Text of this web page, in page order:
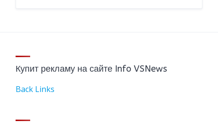
Купит рекламу на сайте Info VSNews
Back Links